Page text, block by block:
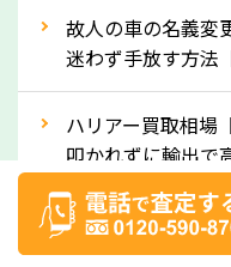
⑥車の需要が高ま
高価買取のポイ
買取依頼をするのも
時期と低い時期があ
めになる可能性もあ
れば、高い価格でも
故人の車の名義変
迷わず手放す方法
ハリアー買取相場
叩かれずに輸出で
ヴェルファイア買
でも「輸出」で高